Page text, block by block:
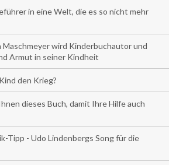
in eine Welt, die es so nicht mehr
wird Kinderbuchautor und
Armut in seiner Kindheit
den Krieg?
dieses Buch, damit Ihre Hilfe auch
Tipp - Udo Lindenbergs Song für die